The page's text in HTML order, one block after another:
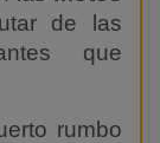
de las
que
rumbo